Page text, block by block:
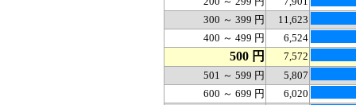
300 ～ 399 円
11,623
400 ～ 499 円
6,524
500 円
7,572
501 ～ 599 円
5,807
600 ～ 699 円
6,020